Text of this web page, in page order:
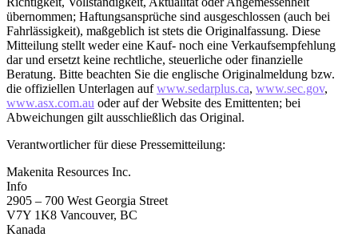
übernommen; Haftungsansprüche sind ausgeschlossen (auch bei
Fahrlässigkeit), maßgeblich ist stets die Originalfassung. Diese
Mitteilung stellt weder eine Kauf- noch eine Verkaufsempfehlung
dar und ersetzt keine rechtliche, steuerliche oder finanzielle
Beratung. Bitte beachten Sie die englische Originalmeldung bzw.
die offiziellen Unterlagen aufwww.sedarplus.ca, www.sec.gov,
www.asx.com.au oder auf der Website des Emittenten; bei
Abweichungen gilt ausschließlich das Original.
Verantwortlicher für diese Pressemitteilung:
Makenita Resources Inc.
Info
2905 – 700 West Georgia Street
V7Y 1K8 Vancouver, BC
Kanada